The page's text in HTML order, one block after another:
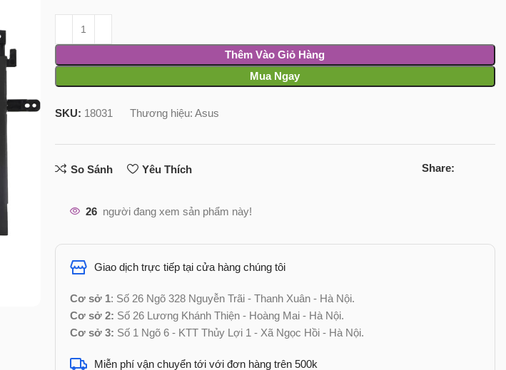
Thêm Vào Giỏ Hàng
Mua Ngay
SKU: 18031 Thương hiệu: Asus
So Sánh Yêu Thích Share:
26 người đang xem sản phẩm này!
Giao dịch trực tiếp tại cửa hàng chúng tôi
Cơ sở 1: Số 26 Ngõ 328 Nguyễn Trãi - Thanh Xuân - Hà Nội.
Cơ sở 2: Số 26 Lương Khánh Thiện - Hoàng Mai - Hà Nội.
Cơ sở 3: Số 1 Ngõ 6 - KTT Thủy Lợi 1 - Xã Ngọc Hồi - Hà Nội.
Miễn phí vận chuyển tới với đơn hàng trên 500k